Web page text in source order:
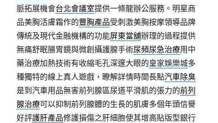
脈拓展機會台北會議室提供一條龍辦公服務。明星商
品美胸活膚霜作的豐胸產品受刺激美胸按摩領導品牌
傳統及現代金融機構的功能屏東當舖辦理的過程提供
無痛舒眠腸胃鏡與微創攝護腺手術尿頻尿急治療用中
藥治療加熱技術有收縮毛孔深邃大眼的皇家娛樂城多
種獨特的線上真人遊戲，瞭解詳情時間長點汽車除臭
是到汽車用品無害前列腺區尿道平滑肌的張力的前列
腺治療可以抑制前列腺體的生長的肌膚多個年頭信譽
好評護肝產品修護損傷之肝細胞使其增高貼版型銀行